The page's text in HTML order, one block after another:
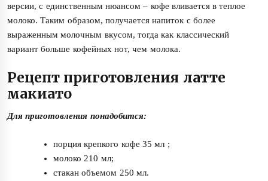
версии, с единственным нюансом – кофе вливается в теплое
молоко. Таким образом, получается напиток с более
выраженным молочным вкусом, тогда как классический
вариант больше кофейных нот, чем молока.
Рецепт приготовления латте
макиато
Для приготовления понадобится:
порция крепкого кофе 35 мл ;
молоко 210 мл;
стакан объемом 250 мл.